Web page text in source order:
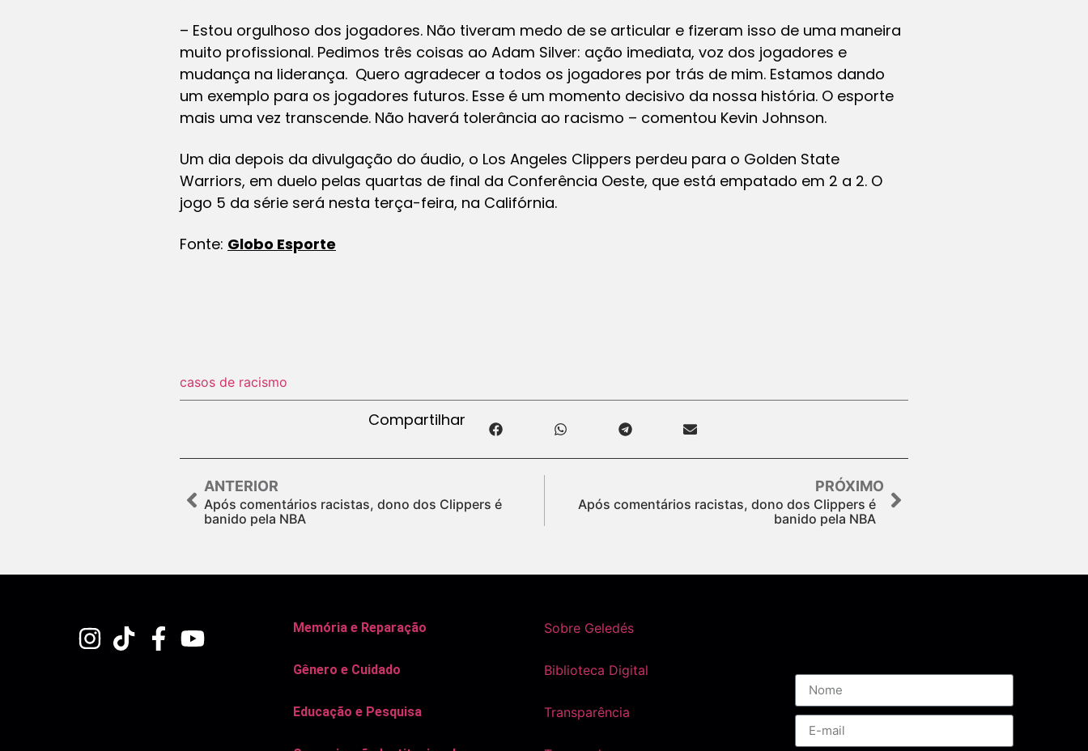
– Estou orgulhoso dos jogadores. Não tiveram medo de se articular e fizeram isso de uma maneira
muito profissional. Pedimos três coisas ao Adam Silver: ação imediata, voz dos jogadores e
mudança na liderança. Quero agradecer a todos os jogadores por trás de mim. Estamos dando
um exemplo para os jogadores futuros. Esse é um momento decisivo da nossa história. O esporte
mais uma vez transcende. Não haverá tolerância ao racismo – comentou Kevin Johnson.
Um dia depois da divulgação do áudio, o Los Angeles Clippers perdeu para o Golden State
Warriors, em duelo pelas quartas de final da Conferência Oeste, que está empatado em 2 a 2. O
jogo 5 da série será nesta terça-feira, na Califórnia.
Fonte: Globo Esporte
casos de racismo
Compartilhar
ANTERIOR
Após comentários racistas, dono dos Clippers é
banido pela NBA
PRÓXIMO
Após comentários racistas, dono dos Clippers é
banido pela NBA
Memória e Reparação
Gênero e Cuidado
Educação e Pesquisa
Sobre Geledés
Biblioteca Digital
Transparência